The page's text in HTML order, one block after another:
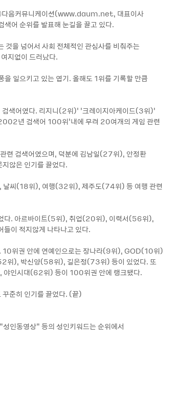
다음커뮤니케이션(www.daum.net, 대표이사
색어 순위를 발표해 눈길을 끌고 있다.
것을 넘어서 사회 전체적인 관심사를 비춰주는
지없이 드러났다.
일으키고 있는 엽기. 올해도 1위를 기록할 만큼
색어였다. 리지니(2위)’ ‘크레이지아케이드(3위)’
년 검색어 100위’내에 무려 20여개의 게임 관련
련 검색어였으며, 덕분에 김남일(27위), 안정환
않은 인기를 끌었다.
날씨(18위), 여행(32위), 제주도(74위) 등 여행 관련
다. 아르바이트(5위), 취업(20위), 이력서(56위),
이 적지않게 나타나고 있다.
10위권 안에 연예인으로는 장나라(9위), GOD(10위)
위), 박신양(58위), 길은정(73위) 등이 있었다. 또
인시대(62위) 등이 100위권 안에 랭크됐다.
꾸준히 인기를 끌었다. (끝)
인동영상" 등의 성인키워드는 순위에서